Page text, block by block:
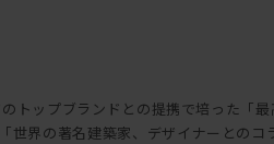
トップブランドとの提携で培った「最
世界の著名建築家、デザイナーとのコ